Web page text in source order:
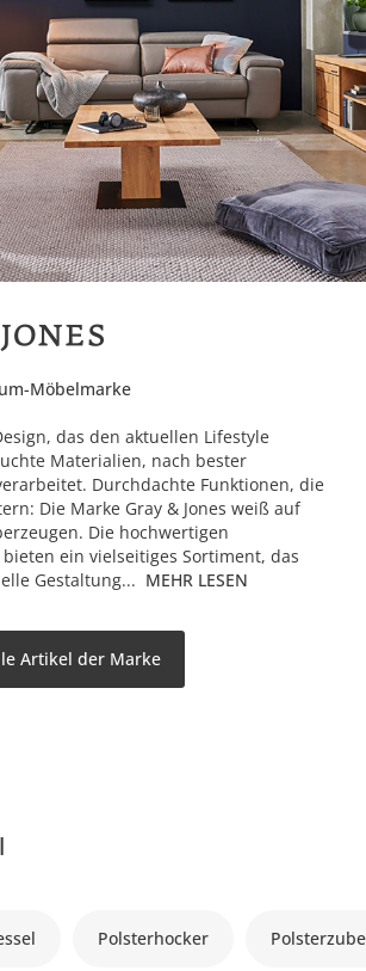
Möbelmarke
das den aktuellen Lifestyle
Materialien, nach bester
Durchdachte Funktionen, die
Die Marke Gray & Jones weiß auf
Die hochwertigen
ein vielseitiges Sortiment, das
Gestaltung... MEHR LESEN
Artikel der Marke
Polsterhocker